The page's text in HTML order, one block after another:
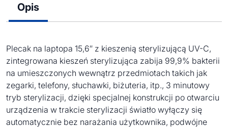
Opis
Plecak na laptopa 15,6″ z kieszenią sterylizującą UV-C,
zintegrowana kieszeń sterylizująca zabija 99,9% bakterii
na umieszczonych wewnątrz przedmiotach takich jak
zegarki, telefony, słuchawki, biżuteria, itp., 3 minutowy
tryb sterylizacji, dzięki specjalnej konstrukcji po otwarciu
urządzenia w trakcie sterylizacji światło wyłączy się
automatycznie bez narażania użytkownika, podwójne